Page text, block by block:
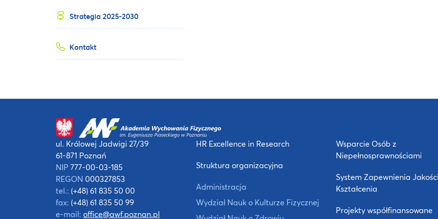
Strategia 2025-2030
Kontakt
ul. Królowej Jadwigi 27/39
61-871 Poznań
NIP 777-00-03-185
REGON 000327853
tel.: (+48) 61 835 50 00
fax: (+48) 61 835 50 99
e-mail: office@awf.poznan.pl
HR Excellence in Research
Struktura organizacyjna
Administracja
Wydział Nauk o Kulturze Fizycznej
Wsparcie Osób z
Niepełnosprawnościami
System Zapewnienia Jakości
Kształcenia
Projekty współfinansowane